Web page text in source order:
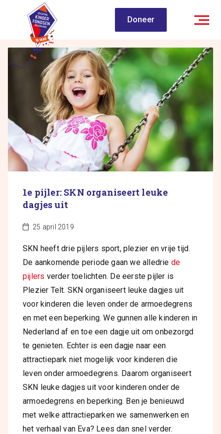
Doneer
1e pijler: SKN organiseert leuke
dagjes uit
25 april 2019
SKN heeft drie pijlers sport, plezier en vrije tijd.
De aankomende periode gaan we alledrie de
pijlers verder toelichten. De eerste pijler is
Plezier Telt. SKN organiseert leuke dagjes uit
voor kinderen die leven onder de armoedegrens
en met een beperking. We gunnen alle kinderen in
Nederland af en toe een dagje uit om onbezorgd
te genieten. Echter is een dagje naar een
attractiepark niet mogelijk voor kinderen die
leven onder armoedegrens. Daarom organiseert
SKN leuke dagjes uit voor kinderen onder de
armoedegrens en beperking. Ben je benieuwd
met welke attractieparken we samenwerken en
het verhaal van Eva? Lees dan snel verder.